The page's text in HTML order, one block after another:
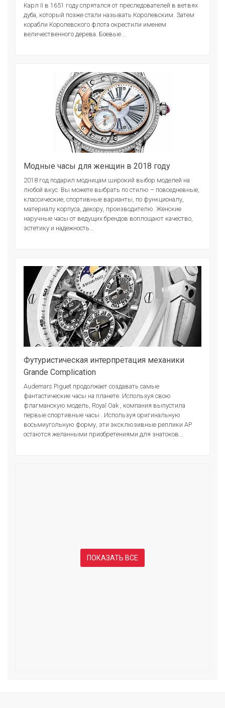
Карл II в 1651 году спрятался от преследователей в ветвях
дуба, который позже стали называть Королевским. Затем
корабли Королевского флота окрестили именем
величественного дерева. Боевые...
Модные часы для женщин в 2018 году
2018 год подарил модницам широкий выбор моделей на
любой вкус. Вы можете выбрать по стилю – повседневные,
классические, спортивные варианты, по функционалу,
материалу корпуса, декору, производителю. Женские
наручные часы от ведущих брендов воплощают качество,
эстетику и надежность...
Футуристическая интерпретация механики
Grande Complication
Audemars Piguet продолжает создавать самые
фантастические часы на планете. Используя свою
флагманскую модель, Royal Oak , компания выпустила
первые спортивные часы . Используя оригинальную
восьмиугольную форму, эти эксклюзивные реплики AP
остаются желанными приобретениями для знатоков...
ПОКАЗАТЬ ВСЕ